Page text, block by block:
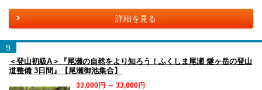
詳細を見る
9
＜登山初級A＞『尾瀬の自然をより知ろう！ふくしま尾瀬 燧ヶ岳の登山
道整備 3日間』【尾瀬御池集合】
33,000円 ～ 33,000円